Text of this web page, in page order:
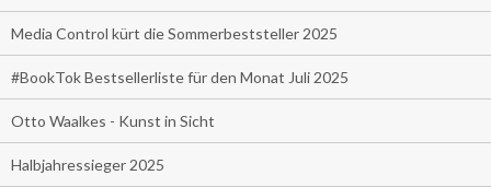
Media Control kürt die Sommerbeststeller 2025
#BookTok Bestsellerliste für den Monat Juli 2025
Otto Waalkes - Kunst in Sicht
Halbjahressieger 2025